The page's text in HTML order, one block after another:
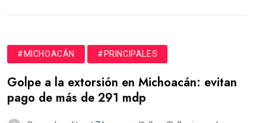
#MICHOACÁN #PRINCIPALES
Golpe a la extorsión en Michoacán: evitan
pago de más de 291 mdp